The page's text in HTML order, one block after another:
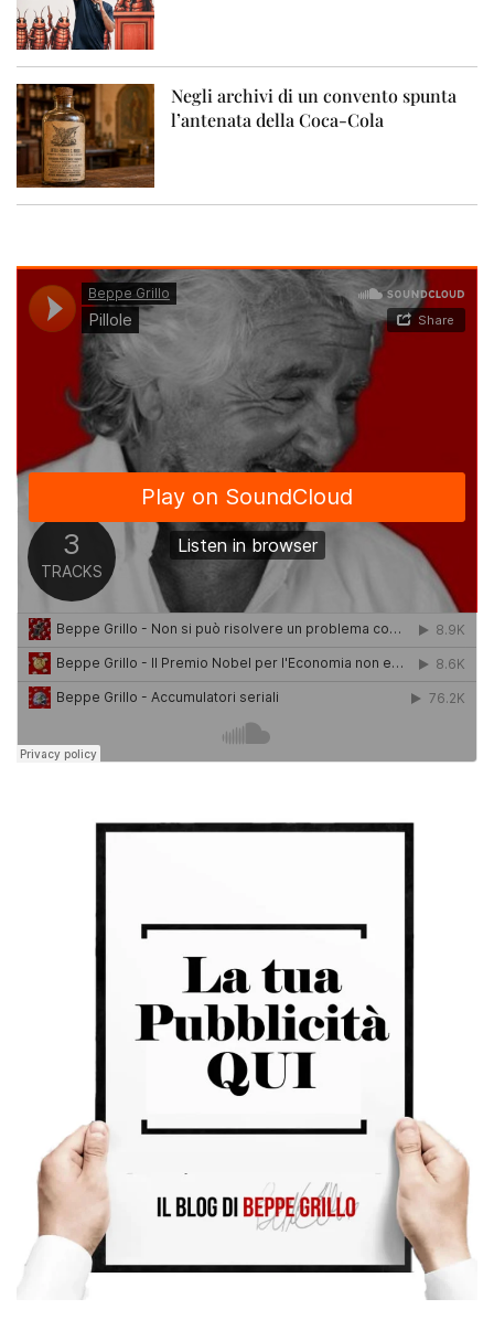
Negli archivi di un convento spunta
l’antenata della Coca-Cola